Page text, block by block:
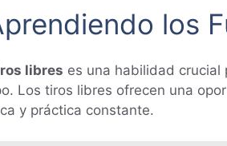
los
libres es una habilidad crucial
Los tiros libres ofrecen una
y práctica constante.